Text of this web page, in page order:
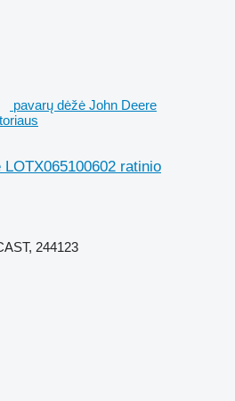
pavarų dėžė John Deere
ratinio
244123